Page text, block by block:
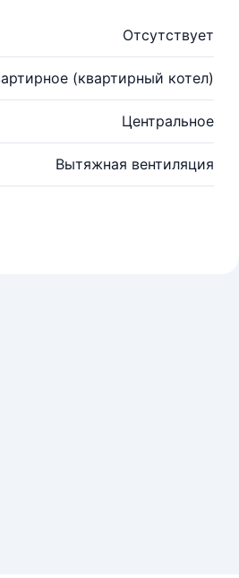
Отсутствует
(квартирный котел)
Центральное
Вытяжная вентиляция